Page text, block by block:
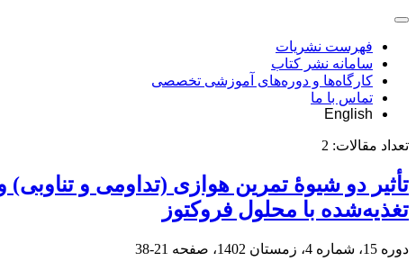
فهرست نشریات
سامانه نشر کتاب
کارگاه‌ها و دوره‌های آموزشی تخصصی
تماس با ما
English
تعداد مقالات: 2
تأثیر دو شیوۀ تمرین هوازی (تداومی و
تغذیه‌شده با محلول فروکتوز
دوره 15، شماره 4، زمستان 1402، صفحه 21-38